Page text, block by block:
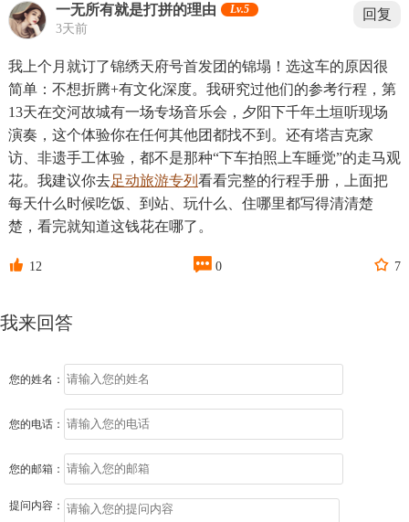
一无所有就是打拼的理由 Lv.5
3天前
回复
我上个月就订了锦绣天府号首发团的锦塌！选这车的原因很
简单：不想折腾+有文化深度。我研究过他们的参考行程，第
13天在交河故城有一场专场音乐会，夕阳下千年土垣听现场
演奏，这个体验你在任何其他团都找不到。还有塔吉克家
访、非遗手工体验，都不是那种“下车拍照上车睡觉”的走马观
花。我建议你去足动旅游专列 看看完整的行程手册，上面把
每天什么时候吃饭、到站、玩什么、住哪里都写得清清楚
楚，看完就知道这钱花在哪了。
 12  0  7
我来回答
您的姓名：
您的电话：
您的邮箱：
提问内容：